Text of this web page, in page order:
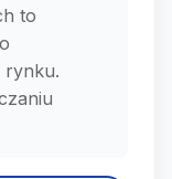
to
rynku.